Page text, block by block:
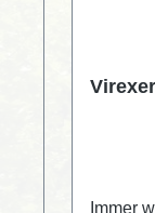
Immer